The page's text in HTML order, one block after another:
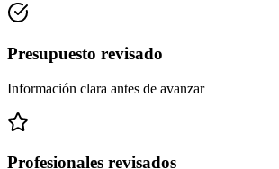
Presupuesto revisado
Información clara antes de avanzar
Profesionales revisados